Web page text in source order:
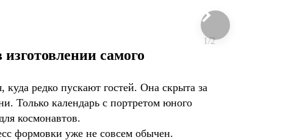
1/2
самого
редко пускают гостей. Она скрыта за
Только календарь с портретом юного
космонавтов.
формовки уже не совсем обычен.